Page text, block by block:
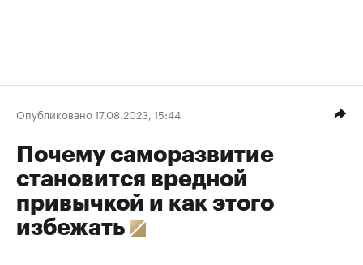
Опубликовано 17.08.2023, 15:44
Почему саморазвитие
становится вредной
привычкой и как этого
избежать